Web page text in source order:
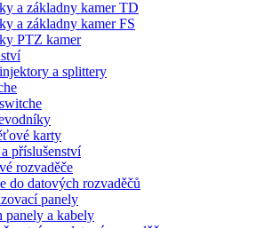
a základny kamer TD
a základny kamer FS
PTZ kamer
a splittery
karty
příslušenství
rozvaděče
do datových rozvaděčů
panely
panely a kabely